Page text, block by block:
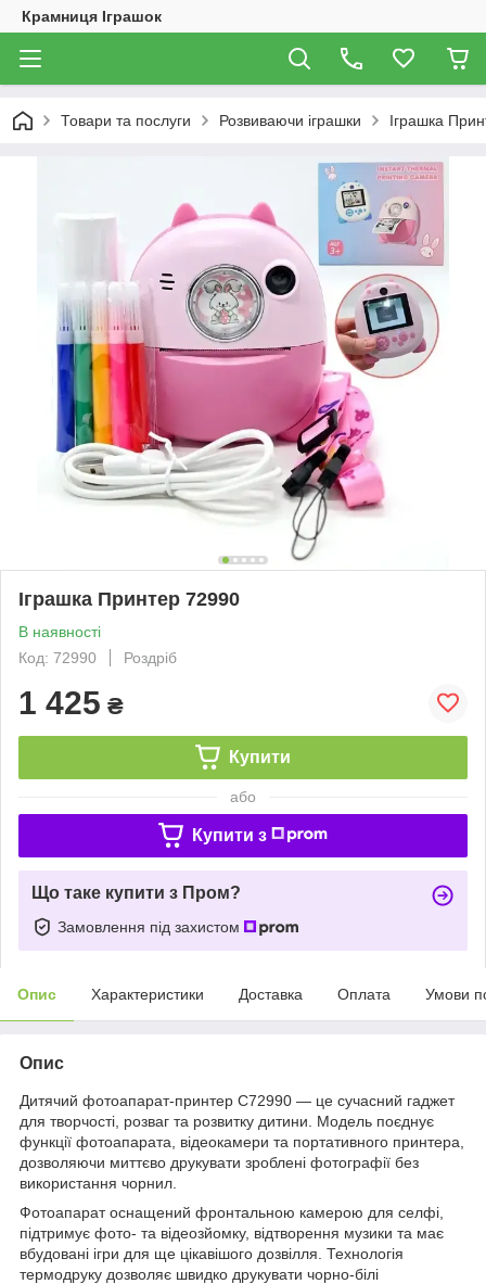
Крамниця Іграшок
Товари та послуги Розвиваючи іграшки Іграшка
Іграшка Принтер 72990
В наявності
Код: 72990
Роздріб
1 425 ₴
Купити
або
Купити з
Що таке купити з Пром?
Замовлення під захистом
Опис Характеристики Доставка Оплата Умови
Опис
Дитячий фотоапарат-принтер C72990 — це сучасний гаджет
для творчості, розваг та розвитку дитини. Модель поєднує
функції фотоапарата, відеокамери та портативного принтера,
дозволяючи миттєво друкувати зроблені фотографії без
використання чорнил.
Фотоапарат оснащений фронтальною камерою для селфі,
підтримує фото- та відеозйомку, відтворення музики та має
вбудовані ігри для ще цікавішого дозвілля. Технологія
термодруку дозволяє швидко друкувати чорно-білі